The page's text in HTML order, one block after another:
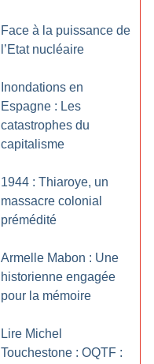
Face à la puissance de
l’Etat nucléaire
Inondations en
Espagne : Les
catastrophes du
capitalisme
1944 : Thiaroye, un
massacre colonial
prémédité
Armelle Mabon : Une
historienne engagée
pour la mémoire
Lire Michel
Touchestone : OQTF :